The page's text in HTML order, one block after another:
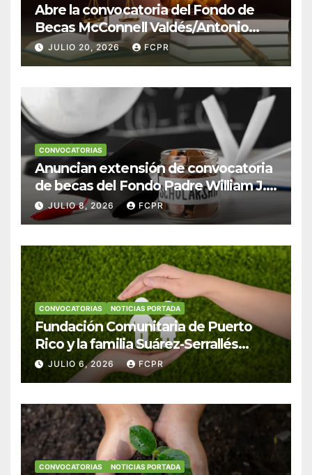
Abre la convocatoria del Fondo de
Becas McConnell Valdés/Antonio
Escudero Viera para estudiantes de
Derecho en Puerto Rico
JULIO 20, 2026 FCPR
CONVOCATORIAS
Anuncian extensión de convocatoria
de becas del Fondo Padre William J.
Hendricks, SJ para estudiantes del
Colegio San Ignacio
JULIO 8, 2026 FCPR
CONVOCATORIAS NOTICIAS PORTADA
Fundación Comunitaria de Puerto
Rico y la familia Suárez-Serrallés
anuncian convocatoria para
fortalecer hogares y albergues
JULIO 6, 2026 FCPR
CONVOCATORIAS NOTICIAS PORTADA